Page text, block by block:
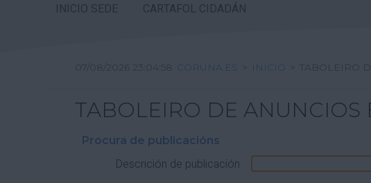
INICIO SEDE CARTAFOL CIDADÁN
07/08/2026 23:04:58 CORUNA.ES > INICIO > TABOLEIRO
TABOLEIRO DE ANUNCIOS
Procura de publicacións
Descrición de publicación